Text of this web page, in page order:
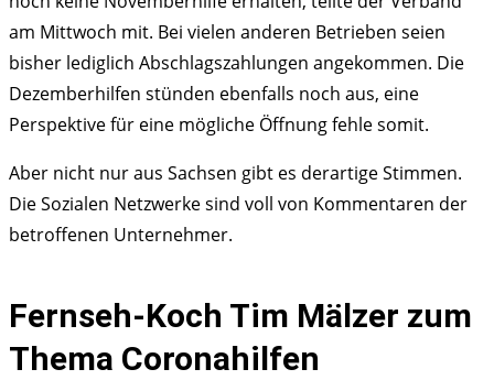
am Mittwoch mit. Bei vielen anderen Betrieben seien
bisher lediglich Abschlagszahlungen angekommen. Die
Dezemberhilfen stünden ebenfalls noch aus, eine
Perspektive für eine mögliche Öffnung fehle somit.
Aber nicht nur aus Sachsen gibt es derartige Stimmen.
Die Sozialen Netzwerke sind voll von Kommentaren der
betroffenen Unternehmer.
Fernseh-Koch Tim Mälzer zum
Thema Coronahilfen